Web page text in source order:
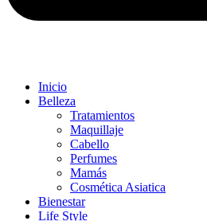
Inicio
Belleza
Tratamientos
Maquillaje
Cabello
Perfumes
Mamás
Cosmética Asiatica
Bienestar
Life Style